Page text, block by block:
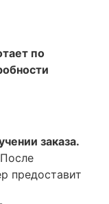
по
заказа.
После
предоставит